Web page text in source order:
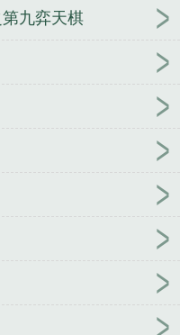
九弈天棋